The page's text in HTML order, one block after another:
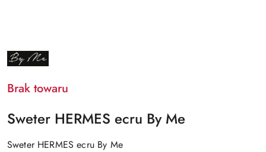
NAZWA
PRODUCENTA:
Brak towaru
Sweter HERMES ecru By Me
Sweter HERMES ecru By Me